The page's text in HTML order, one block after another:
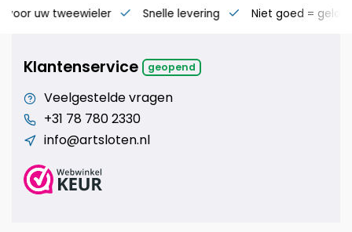
voor uw tweewieler Snelle levering Niet goed = geld
Klantenservice geopend
Veelgestelde vragen
+31 78 780 2330
info@artsloten.nl